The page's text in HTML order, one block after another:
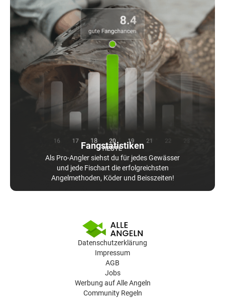
Fangstatistiken
Als Pro-Angler siehst du für jedes Gewässer
und jede Fischart die erfolgreichsten
Angelmethoden, Köder und Beisszeiten!
Datenschutzerklärung
Impressum
AGB
Jobs
Werbung auf Alle Angeln
Community Regeln